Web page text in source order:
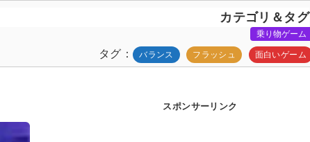
カテゴリ＆タグ
乗り物ゲーム
タグ バランス フラッシュ 面白いゲーム
スポンサーリンク